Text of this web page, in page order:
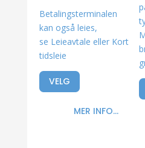
Betalingsterminalen
kan også leies,
se Leieavtale eller Kort
tidsleie
VELG
MER INFO...